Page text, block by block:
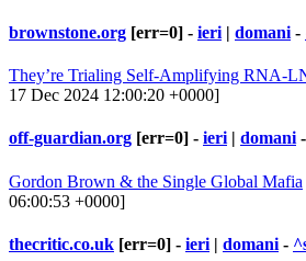
brownstone.org [err=0] - ieri | domani -
They’re Trialing Self-Amplifying RNA-
17 Dec 2024 12:00:20 +0000]
off-guardian.org [err=0] - ieri| domani-
Gordon Brown & the Single Global Mafia
06:00:53 +0000]
thecritic.co.uk [err=0] - ieri | domani -